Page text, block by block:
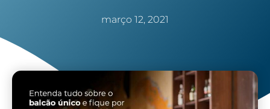
março 12, 2021